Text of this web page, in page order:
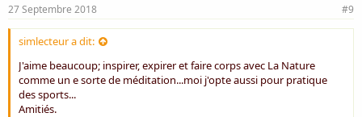
Alors il n'est d'autre que toi
Regarde encor __ vois __ tu existes
Tu es en vie __ marche et choisis enfin ta voie​
août 2015
27 Septembre 2018 #9
simlecteur a dit:
J'aime beaucoup; inspirer, expirer et faire corps avec La Nature
comme un e sorte de méditation...moi j'opte aussi pour pratique
des sports...
Amitiés.